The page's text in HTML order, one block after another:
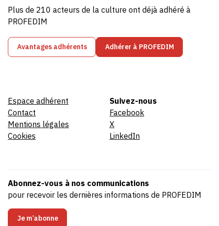
Plus de 210 acteurs de la culture ont déjà adhéré à
PROFEDIM
Avantages adhérents Adhérer à PROFEDIM
Espace adhérent
Contact
Mentions légales
Cookies
Suivez-nous
Facebook
X
LinkedIn
Abonnez-vous à nos communications
pour recevoir les dernières informations de PROFEDIM
Je m’abonne